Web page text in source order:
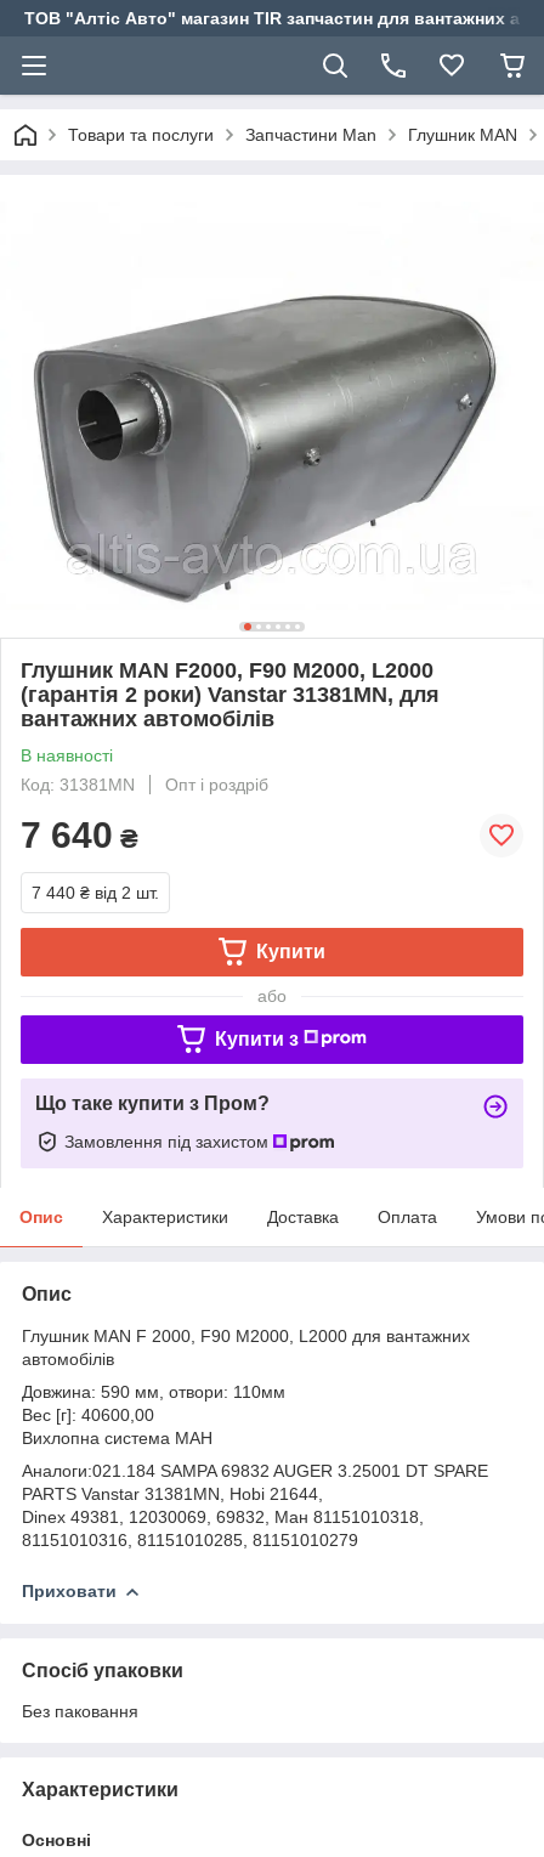
ТОВ "Алтіс Авто" магазин TIR запчастин для вантажних
Товари та послуги Запчастини Man Глушник MAN
Глушник MAN F2000, F90 M2000, L2000
(гарантія 2 роки) Vanstar 31381MN, для
вантажних автомобілів
В наявності
Код: 31381MN
Опт і роздріб
7 640 ₴
7 440 ₴ від 2 шт.
Купити
або
Купити з
Що таке купити з Пром?
Замовлення під захистом
Опис Характеристики Доставка Оплата Умови
Опис
Глушник MAN F 2000, F90 M2000, L2000 для вантажних
автомобілів
Довжина: 590 мм, отвори: 110мм
Вес [г]: 40600,00
Вихлопна система МАН
Аналоги:021.184 SAMPA 69832 AUGER 3.25001 DT SPARE
PARTS Vanstar 31381MN, Hobi 21644,
Dinex 49381, 12030069, 69832, Ман 81151010318,
81151010316, 81151010285, 81151010279
Приховати
Спосіб упаковки
Без паковання
Характеристики
Основні